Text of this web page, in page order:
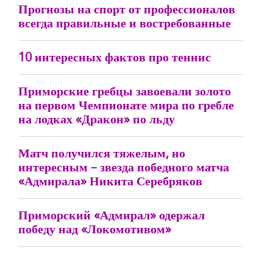
Прогнозы на спорт от профессионалов
всегда правильные и востребованные
10 интересных фактов про теннис
Приморские гребцы завоевали золото
на первом Чемпионате мира по гребле
на лодках «Дракон» по льду
Матч получился тяжелым, но
интересным – звезда победного матча
«Адмирала» Никита Серебряков
Приморский «Адмирал» одержал
победу над «Локомотивом»